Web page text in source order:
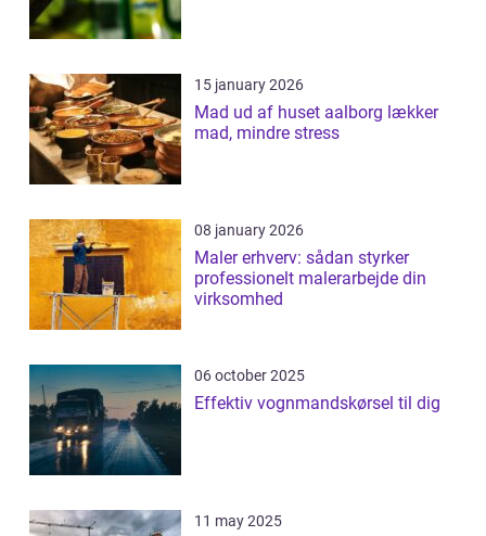
15 january 2026
Mad ud af huset aalborg lækker
mad, mindre stress
08 january 2026
Maler erhverv: sådan styrker
professionelt malerarbejde din
virksomhed
06 october 2025
Effektiv vognmandskørsel til dig
11 may 2025